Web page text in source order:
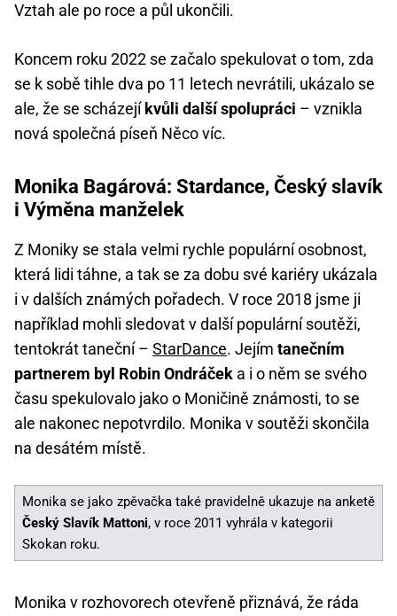
Vztah ale po roce a půl ukončili.
Koncem roku 2022 se začalo spekulovat o tom, zda
se k sobě tihle dva po 11 letech nevrátili, ukázalo se
ale, že se scházejí kvůli další spolupráci – vznikla
nová společná píseň Něco víc.
Monika Bagárová: Stardance, Český slavík
i Výměna manželek
Z Moniky se stala velmi rychle populární osobnost,
která lidi táhne, a tak se za dobu své kariéry ukázala
i v dalších známých pořadech. V roce 2018 jsme ji
například mohli sledovat v další populární soutěži,
tentokrát taneční – StarDance. Jejím tanečním
partnerem byl Robin Ondráček a i o něm se svého
času spekulovalo jako o Moničině známosti, to se
ale nakonec nepotvrdilo. Monika v soutěži skončila
na desátém místě.
Monika se jako zpěvačka také pravidelně ukazuje na anketě
Český Slavík Mattoni, v roce 2011 vyhrála v kategorii
Skokan roku.
Monika v rozhovorech otevřeně přiznává, že ráda